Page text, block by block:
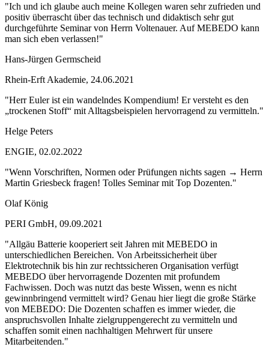
"Ich und ich glaube auch meine Kollegen waren sehr zufrieden und
positiv überrascht über das technisch und didaktisch sehr gut
durchgeführte Seminar von Herrn Voltenauer. Auf MEBEDO kann
man sich eben verlassen!"
Hans-Jürgen Germscheid
Rhein-Erft Akademie, 24.06.2021
"Herr Euler ist ein wandelndes Kompendium! Er versteht es den
„trockenen Stoff“ mit Alltagsbeispielen hervorragend zu vermitteln."
Helge Peters
ENGIE, 02.02.2022
"Wenn Vorschriften, Normen oder Prüfungen nichts sagen → Herrn
Martin Griesbeck fragen! Tolles Seminar mit Top Dozenten."
Olaf König
PERI GmbH, 09.09.2021
"Allgäu Batterie kooperiert seit Jahren mit MEBEDO in
unterschiedlichen Bereichen. Von Arbeitssicherheit über
Elektrotechnik bis hin zur rechtssicheren Organisation verfügt
MEBEDO über hervorragende Dozenten mit profundem
Fachwissen. Doch was nutzt das beste Wissen, wenn es nicht
gewinnbringend vermittelt wird? Genau hier liegt die große Stärke
von MEBEDO: Die Dozenten schaffen es immer wieder, die
anspruchsvollen Inhalte zielgruppengerecht zu vermitteln und
schaffen somit einen nachhaltigen Mehrwert für unsere
Mitarbeitenden."